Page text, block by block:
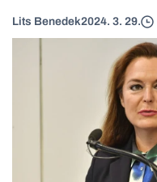
Lits Benedek2024. 3. 29.